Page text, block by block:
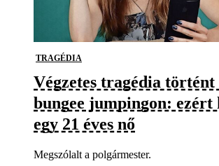
TRAGÉDIA
Végzetes tragédia történt
bungee jumpingon: ezért
egy 21 éves nő
Megszólalt a polgármester.